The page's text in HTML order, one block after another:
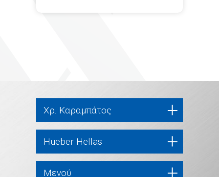
Χρ. Καραμπάτος
Hueber Hellas
Μενού